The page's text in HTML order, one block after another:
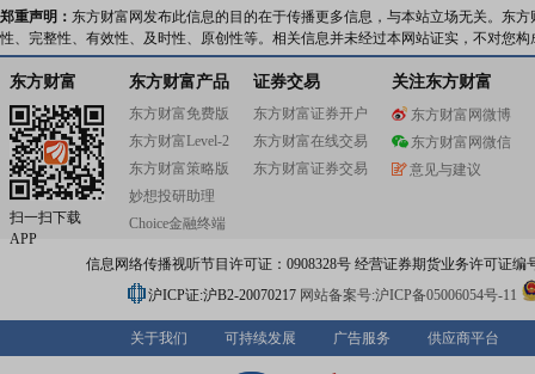
郑重声明： 东方财富网发布此信息的目的在于传播更多信息，与本站立场无关。东
性、完整性、有效性、及时性、原创性等。相关信息并未经过本网站证实，不对您
东方财富
扫一扫下载
APP
东方财富产品
东方财富免费版
东方财富Level-2
东方财富策略版
妙想投研助理
Choice金融终端
证券交易
东方财富证券开户
东方财富在线交易
东方财富证券交易
关注东方财富
东方财富网微博
东方财富网微信
意见与建议
信息网络传播视听节目许可证：0908328号 经营证券期货业务许可证编
沪ICP证:沪B2-20070217 网站备案号:沪ICP备05006054号-11
关于我们 可持续发展 广告服务 供应商平台